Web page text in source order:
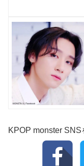
KPOP monster SNS